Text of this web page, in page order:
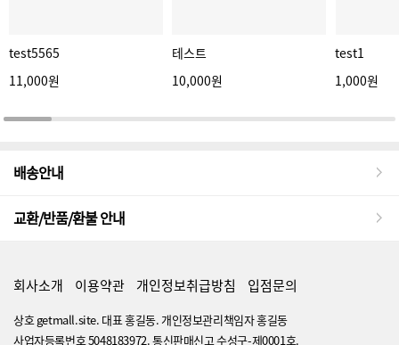
test5565
11,000원
테스트
10,000원
test1
1,000원
배송안내
교환/반품/환불 안내
회사소개 이용약관 개인정보취급방침 입점문의
상호 getmall.site. 대표 홍길동. 개인정보관리책임자 홍길동
사업자등록번호 5048183972. 통신판매신고 수성구-제0001호.